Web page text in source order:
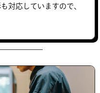
対応していますので、